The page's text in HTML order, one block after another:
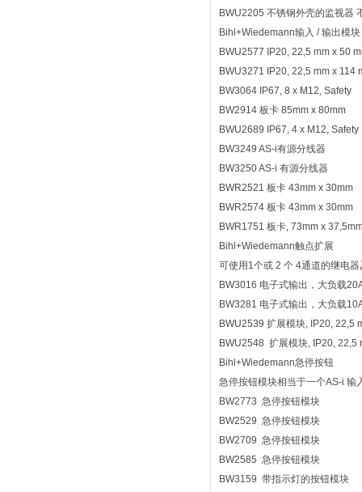
BWU2205 不锈钢外壳的监视器
Bihl+Wiedemann输入 / 输出模块
BWU2577 IP20, 22,5 mm x 50
BWU3271 IP20, 22,5 mm x 114
BW3064 IP67, 8 x M12, Safety
BW2914 板卡 85mm x 80mm
BWU2689 IP67, 4 x M12, Safety
BW3249 AS-i有源分线器
BW3250 AS-i 有源分线器
BWR2521 板卡 43mm x 30mm
BWR2574 板卡 43mm x 30mm
BWR1751 板卡, 73mm x
Bihl+Wiedemann触点扩展
可使用1个或 2 个 4通道的继电
BW3016 电子式输出，大负载
BW3281 电子式输出，大负载
BWU2539 扩展模块, IP20, 22,5
BWU2548 扩展模块, IP20, 22,5
Bihl+Wiedemann急停按钮
急停按钮模块相当于一个AS-i
BW2773 急停按钮模块
BW2529 急停按钮模块
BW2709 急停按钮模块
BW2585 急停按钮模块
BW3159 带指示灯的按钮模块